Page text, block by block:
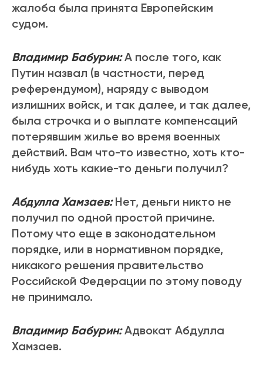
жалоба была принята Европейским
судом.
Владимир Бабурин:А после того, как
Путин назвал (в частности, перед
референдумом), наряду с выводом
излишних войск, и так далее, и так далее,
была строчка и о выплате компенсаций
потерявшим жилье во время военных
действий. Вам что-то известно, хоть кто-
нибудь хоть какие-то деньги получил?
Абдулла Хамзаев:Нет, деньги никто не
получил по одной простой причине.
Потому что еще в законодательном
порядке, или в нормативном порядке,
никакого решения правительство
Российской Федерации по этому поводу
не принимало.
Владимир Бабурин:Адвокат Абдулла
Хамзаев.